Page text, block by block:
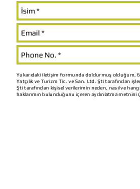
Yukarıdaki iletişim formunda doldurmuş olduğum,
Yatçılık ve Turizm Tic. ve San. Ltd. Şti tarafından
Şti tarafından kişisel verilerimin neden, nasıl ve
haklarımın bulunduğunu içeren aydınlatma metnini (